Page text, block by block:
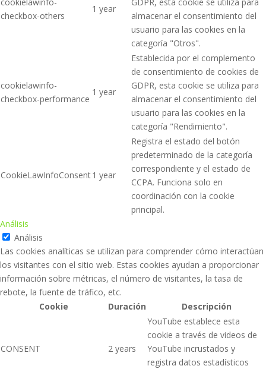
checkbox-others
1 year
almacenar el consentimiento del
usuario para las cookies en la
categoría "Otros".
cookielawinfo-
checkbox-performance
1 year
Establecida por el complemento
de consentimiento de cookies de
GDPR, esta cookie se utiliza para
almacenar el consentimiento del
usuario para las cookies en la
categoría "Rendimiento".
CookieLawInfoConsent1 year
Registra el estado del botón
predeterminado de la categoría
correspondiente y el estado de
CCPA. Funciona solo en
coordinación con la cookie
principal.
Análisis
Análisis
Las cookies analíticas se utilizan para comprender cómo interactúan
los visitantes con el sitio web. Estas cookies ayudan a proporcionar
información sobre métricas, el número de visitantes, la tasa de
rebote, la fuente de tráfico, etc.
Cookie
Duración Descripción
CONSENT 2 years
YouTube establece esta
cookie a través de videos de
YouTube incrustados y
registra datos estadísticos